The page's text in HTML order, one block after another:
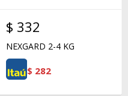
$ 332
NEXGARD 2-4 KG
$ 282